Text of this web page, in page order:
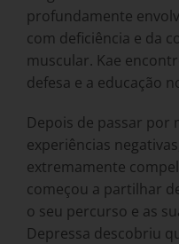
profundamente
com deficiência e da
muscular. Kae
defesa e a educação
Depois de passar por
experiências
extremamente
começou a partilhar
o seu percurso e as
Depressa descobriu